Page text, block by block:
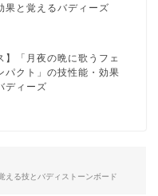
果と覚えるバディーズ
】「月夜の晩に歌うフェ
パクト」の技性能・効果
ディーズ
える技とバディストーンボード